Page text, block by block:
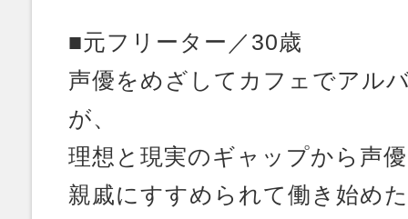
■元フリーター／30歳
声優をめざしてカフェでアル
が、
理想と現実のギャップから声
親戚にすすめられて働き始め